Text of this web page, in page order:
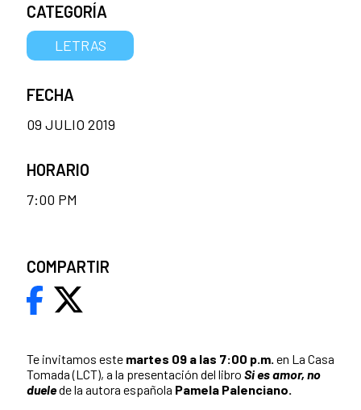
Te invitamos este martes 09 a las 7:00 p.m. en La Casa
Tomada (LCT), a la presentación del libro Si es amor, no
duelede la autora española Pamela Palenciano.
CATEGORÍA
LETRAS
FECHA
09 JULIO 2019
HORARIO
7:00 PM
COMPARTIR